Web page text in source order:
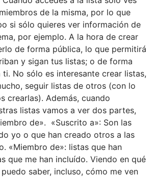
de la misma, por lo que
si sólo quieres ver información de
por ejemplo. A la hora de crear
de forma pública, lo que permitirá
y sigan tus listas; o de forma
No sólo es interesante crear listas,
seguir listas de otros (con lo
crearlas). Además, cuando
listas vamos a ver dos partes,
de». «Suscrito a»: Son las
yo o que han creado otros a las
«Miembro de»: listas que han
que me han incluído. Viendo en qué
saber, incluso, cómo me ven